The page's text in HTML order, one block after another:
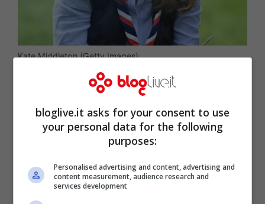
Kate Middleton (Getty Images)
bloglive.it asks for your consent to use
your personal data for the following
purposes:
Personalised advertising and content, advertising and
content measurement, audience research and
services development